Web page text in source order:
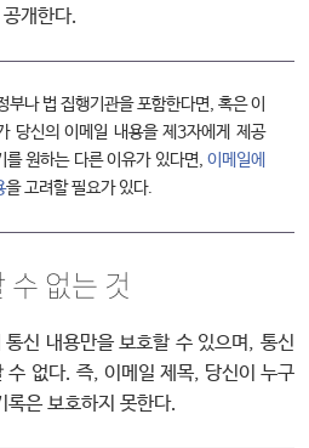
개한다.
부나 법 집행기관을 포함한다면, 혹은 이
당신의 이메일 내용을 제3자에게 제공
를 원하는 다른 이유가 있다면, 이메일에
을 고려할 필요가 있다.
수 없는 것
신 내용만을 보호할 수 있으며, 통신
수 없다. 즉, 이메일 제목, 당신이 누구
록은 보호하지 못한다.